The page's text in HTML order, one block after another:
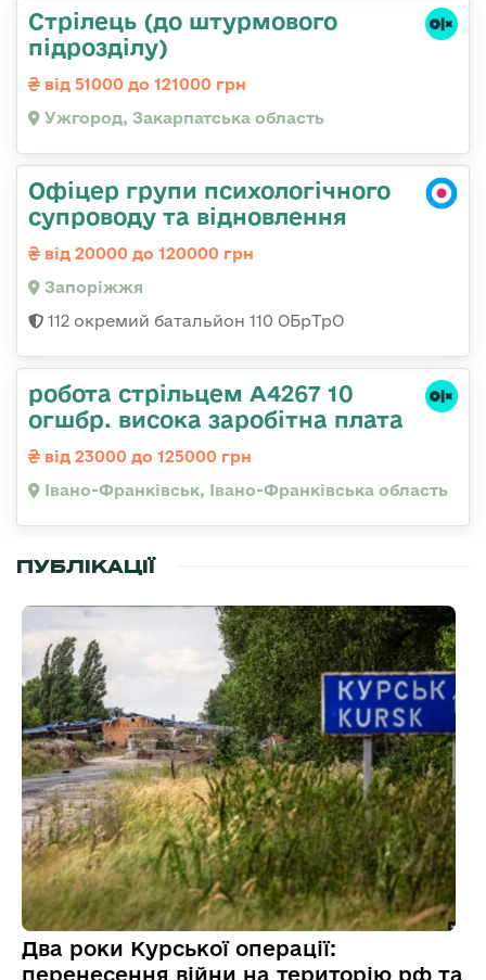
Стрілець (до штурмового
підрозділу)
від 51000 до 121000 грн
Ужгород, Закарпатська область
Офіцер групи психологічного
супроводу та відновлення
від 20000 до 120000 грн
Запоріжжя
112 окремий батальйон 110 ОБрТрО
робота стрільцем А4267 10
огшбр. висока заробітна плата
від 23000 до 125000 грн
Івано-Франківськ, Івано-Франківська область
ПУБЛІКАЦІЇ
Два роки Курської операції:
перенесення війни на територію рф та